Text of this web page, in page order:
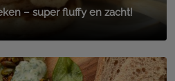
– super fluffy en zacht!